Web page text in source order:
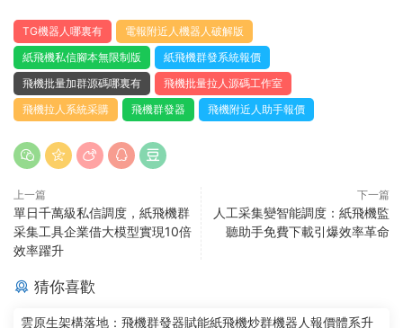
TG機器人哪裏有
電報附近人機器人破解版
紙飛機私信腳本無限制版
紙飛機群發系統報價
飛機批量加群源碼哪裏有
飛機批量拉人源碼工作室
飛機拉人系統采購
飛機群發器 飛機附近人助手報價
上一篇
單日千萬級私信調度，紙飛機群
采集工具企業借大模型實現10倍
效率躍升
下一篇
人工采集變智能調度：紙飛機監
聽助手免費下載引爆效率革命
猜你喜歡
雲原生架構落地：飛機群發器賦能紙飛機炒群機器人報價體系升